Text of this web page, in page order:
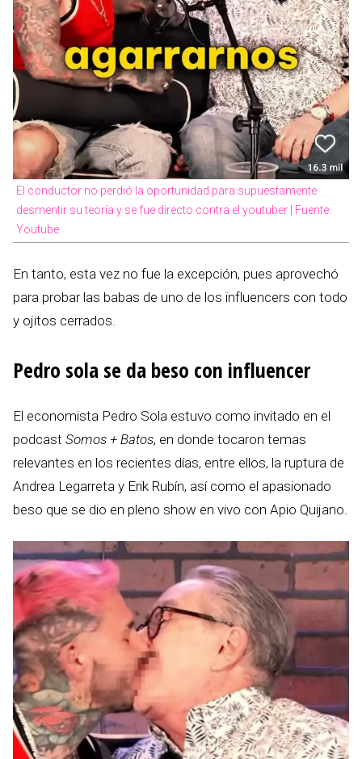
El conductor no perdió la oportunidad para supuestamente
desmentir su teoría y se fue directo contra el youtuber | Fuente:
Youtube
En tanto, esta vez no fue la excepción, pues aprovechó
para probar las babas de uno de los influencers con todo
y ojitos cerrados.
Pedro sola se da beso con influencer
El economista Pedro Sola estuvo como invitado en el
podcast Somos + Batos, en donde tocaron temas
relevantes en los recientes días, entre ellos, la ruptura de
Andrea Legarreta y Erik Rubín, así como el apasionado
beso que se dio en pleno show en vivo con Apio Quijano.